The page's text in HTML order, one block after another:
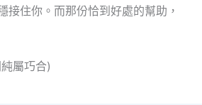
住你。而那份恰到好處的幫助，
屬巧合)